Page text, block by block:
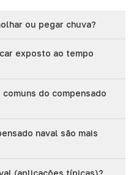
ou pegar chuva?
exposto ao tempo
do compensado
naval são mais